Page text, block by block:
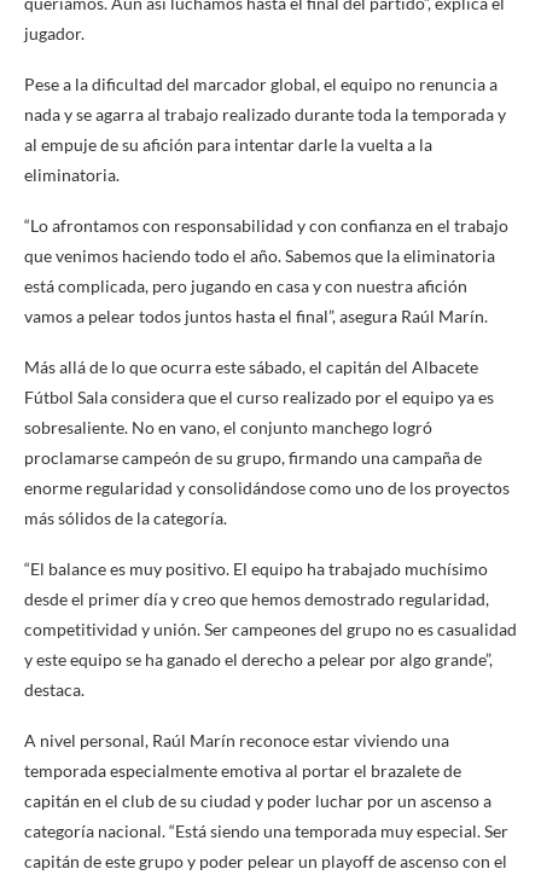
jugador.
Pese a la dificultad del marcador global, el equipo no renuncia a
nada y se agarra al trabajo realizado durante toda la temporada y
al empuje de su afición para intentar darle la vuelta a la
eliminatoria.
“Lo afrontamos con responsabilidad y con confianza en el trabajo
que venimos haciendo todo el año. Sabemos que la eliminatoria
está complicada, pero jugando en casa y con nuestra afición
vamos a pelear todos juntos hasta el final”, asegura Raúl Marín.
Más allá de lo que ocurra este sábado, el capitán del Albacete
Fútbol Sala considera que el curso realizado por el equipo ya es
sobresaliente. No en vano, el conjunto manchego logró
proclamarse campeón de su grupo, firmando una campaña de
enorme regularidad y consolidándose como uno de los proyectos
más sólidos de la categoría.
“El balance es muy positivo. El equipo ha trabajado muchísimo
desde el primer día y creo que hemos demostrado regularidad,
competitividad y unión. Ser campeones del grupo no es casualidad
y este equipo se ha ganado el derecho a pelear por algo grande”,
destaca.
A nivel personal, Raúl Marín reconoce estar viviendo una
temporada especialmente emotiva al portar el brazalete de
capitán en el club de su ciudad y poder luchar por un ascenso a
categoría nacional. “Está siendo una temporada muy especial. Ser
capitán de este grupo y poder pelear un playoff de ascenso con el